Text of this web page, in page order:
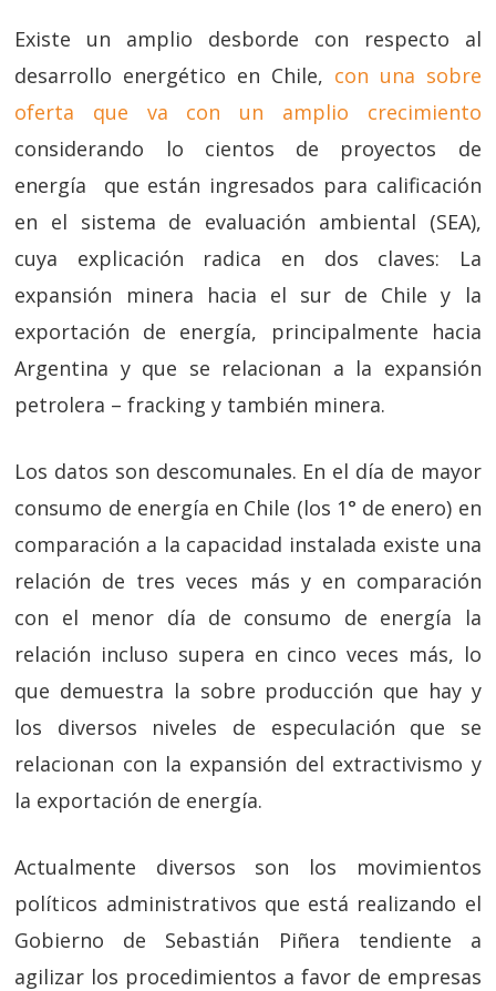
Existe un amplio desborde con respecto al
desarrollo energético en Chile, con una sobre
oferta que va con un amplio crecimiento
considerando lo cientos de proyectos de
energía que están ingresados para calificación
en el sistema de evaluación ambiental (SEA),
cuya explicación radica en dos claves: La
expansión minera hacia el sur de Chile y la
exportación de energía, principalmente hacia
Argentina y que se relacionan a la expansión
petrolera – fracking y también minera.
Los datos son descomunales. En el día de mayor
consumo de energía en Chile (los 1° de enero) en
comparación a la capacidad instalada existe una
relación de tres veces más y en comparación
con el menor día de consumo de energía la
relación incluso supera en cinco veces más, lo
que demuestra la sobre producción que hay y
los diversos niveles de especulación que se
relacionan con la expansión del extractivismo y
la exportación de energía.
Actualmente diversos son los movimientos
políticos administrativos que está realizando el
Gobierno de Sebastián Piñera tendiente a
agilizar los procedimientos a favor de empresas